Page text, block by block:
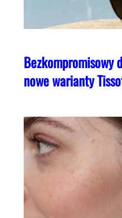
Bezkompromisowy
nowe warianty